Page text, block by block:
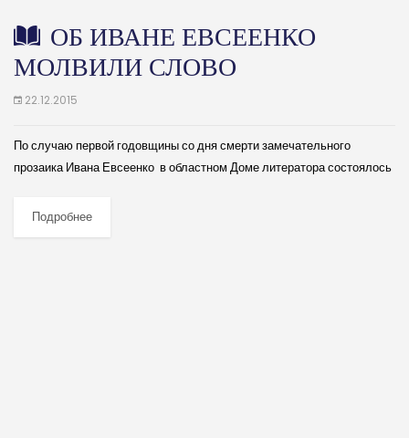
ОБ ИВАНЕ ЕВСЕЕНКО
МОЛВИЛИ СЛОВО
22.12.2015
По случаю первой годовщины со дня смерти замечательного
прозаика Ивана Евсеенко в областном Доме литератора состоялось
писателей России. (далее…)
Подробнее